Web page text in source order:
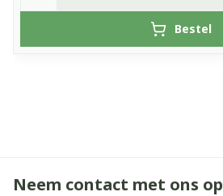
Bestel
Neem contact met ons op